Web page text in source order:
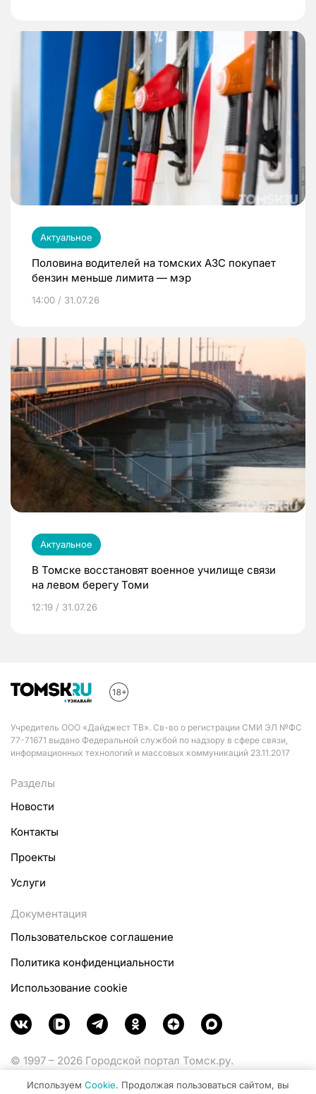
Актуальное
Половина водителей на томских АЗС покупает
бензин меньше лимита — мэр
14:00 / 31.07.26
Актуальное
В Томске восстановят военное училище связи
на левом берегу Томи
12:19 / 31.07.26
Учредитель ООО «Дайджест ТВ». Св-во о регистрации СМИ ЭЛ №ФС
77-71671 выдано Федеральной службой по надзору в сфере связи,
информационных технологий и массовых коммуникаций 23.11.2017
Разделы
Новости
Контакты
Проекты
Услуги
Документация
Пользовательское соглашение
Политика конфиденциальности
Использование cookie
© 1997 – 2026 Городской портал Томск.ру.
Министерства цифрового развития, связи и массовых
Используем Cookie. Продолжая пользоваться сайтом, вы